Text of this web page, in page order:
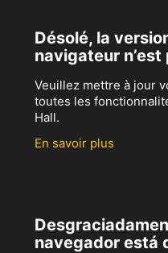
Désolé, la
navigateur n’est
Veuillez mettre à jour
toutes les
Hall.
En savoir plus
navegador está